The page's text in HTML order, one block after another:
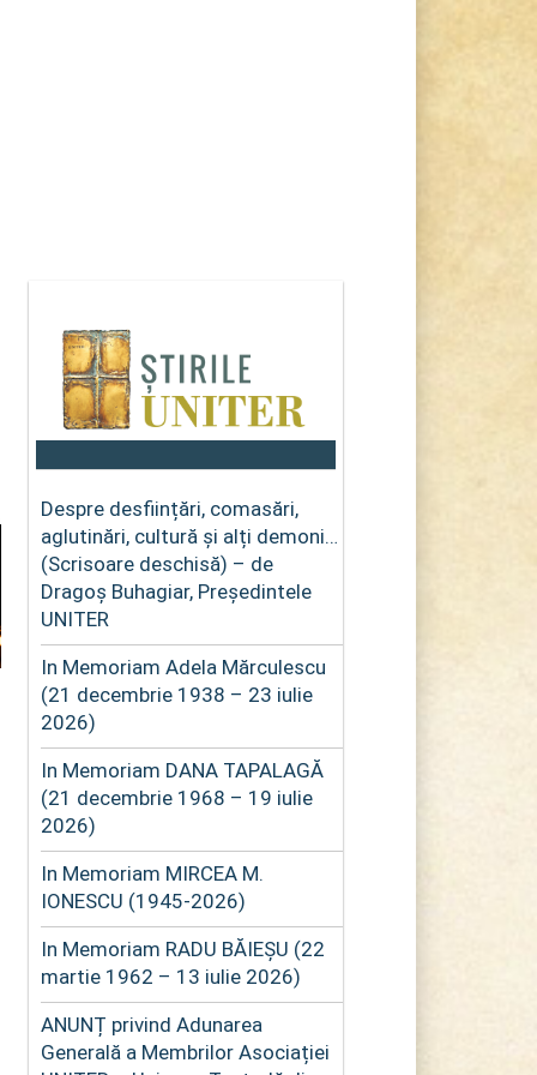
Despre desființări, comasări,
aglutinări, cultură și alți demoni…
(Scrisoare deschisă) – de
Dragoș Buhagiar, Președintele
UNITER
In Memoriam Adela Mărculescu
(21 decembrie 1938 – 23 iulie
2026)
In Memoriam DANA TAPALAGĂ
(21 decembrie 1968 – 19 iulie
2026)
In Memoriam MIRCEA M.
IONESCU (1945-2026)
In Memoriam RADU BĂIEȘU (22
martie 1962 – 13 iulie 2026)
ANUNȚ privind Adunarea
Generală a Membrilor Asociației